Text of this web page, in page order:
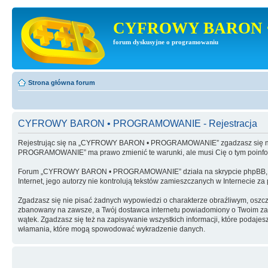
CYFROWY BARON
forum dyskusyjne o programowaniu
Strona główna forum
CYFROWY BARON • PROGRAMOWANIE - Rejestracja
Rejestrując się na „CYFROWY BARON • PROGRAMOWANIE” zgadzasz
PROGRAMOWANIE” ma prawo zmienić te warunki, ale musi Cię o tym
Forum „CYFROWY BARON • PROGRAMOWANIE” działa na skrypcie
Internet, jego autorzy nie kontrolują tekstów zamieszczanych w Internecie
Zgadzasz się nie pisać żadnych wypowiedzi o charakterze obraźliwym,
zbanowany na zawsze, a Twój dostawca internetu powiadomiony o Twoim
wątek. Zgadzasz się też na zapisywanie wszystkich informacji, które
włamania, które mogą spowodować wykradzenie danych.